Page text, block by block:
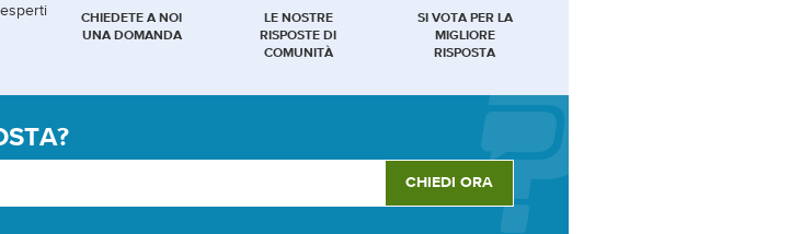
CHIEDETE A NOI
UNA DOMANDA
LE NOSTRE
RISPOSTE DI
COMUNITÀ
SI VOTA PER LA
MIGLIORE
RISPOSTA